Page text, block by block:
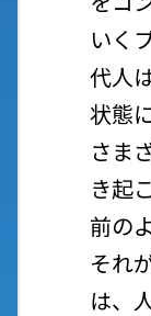
いく
代人
状態
さま
き起
前の
それ
は、